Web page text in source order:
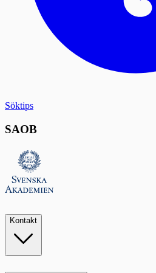
Söktips
SAOB
Kontakt